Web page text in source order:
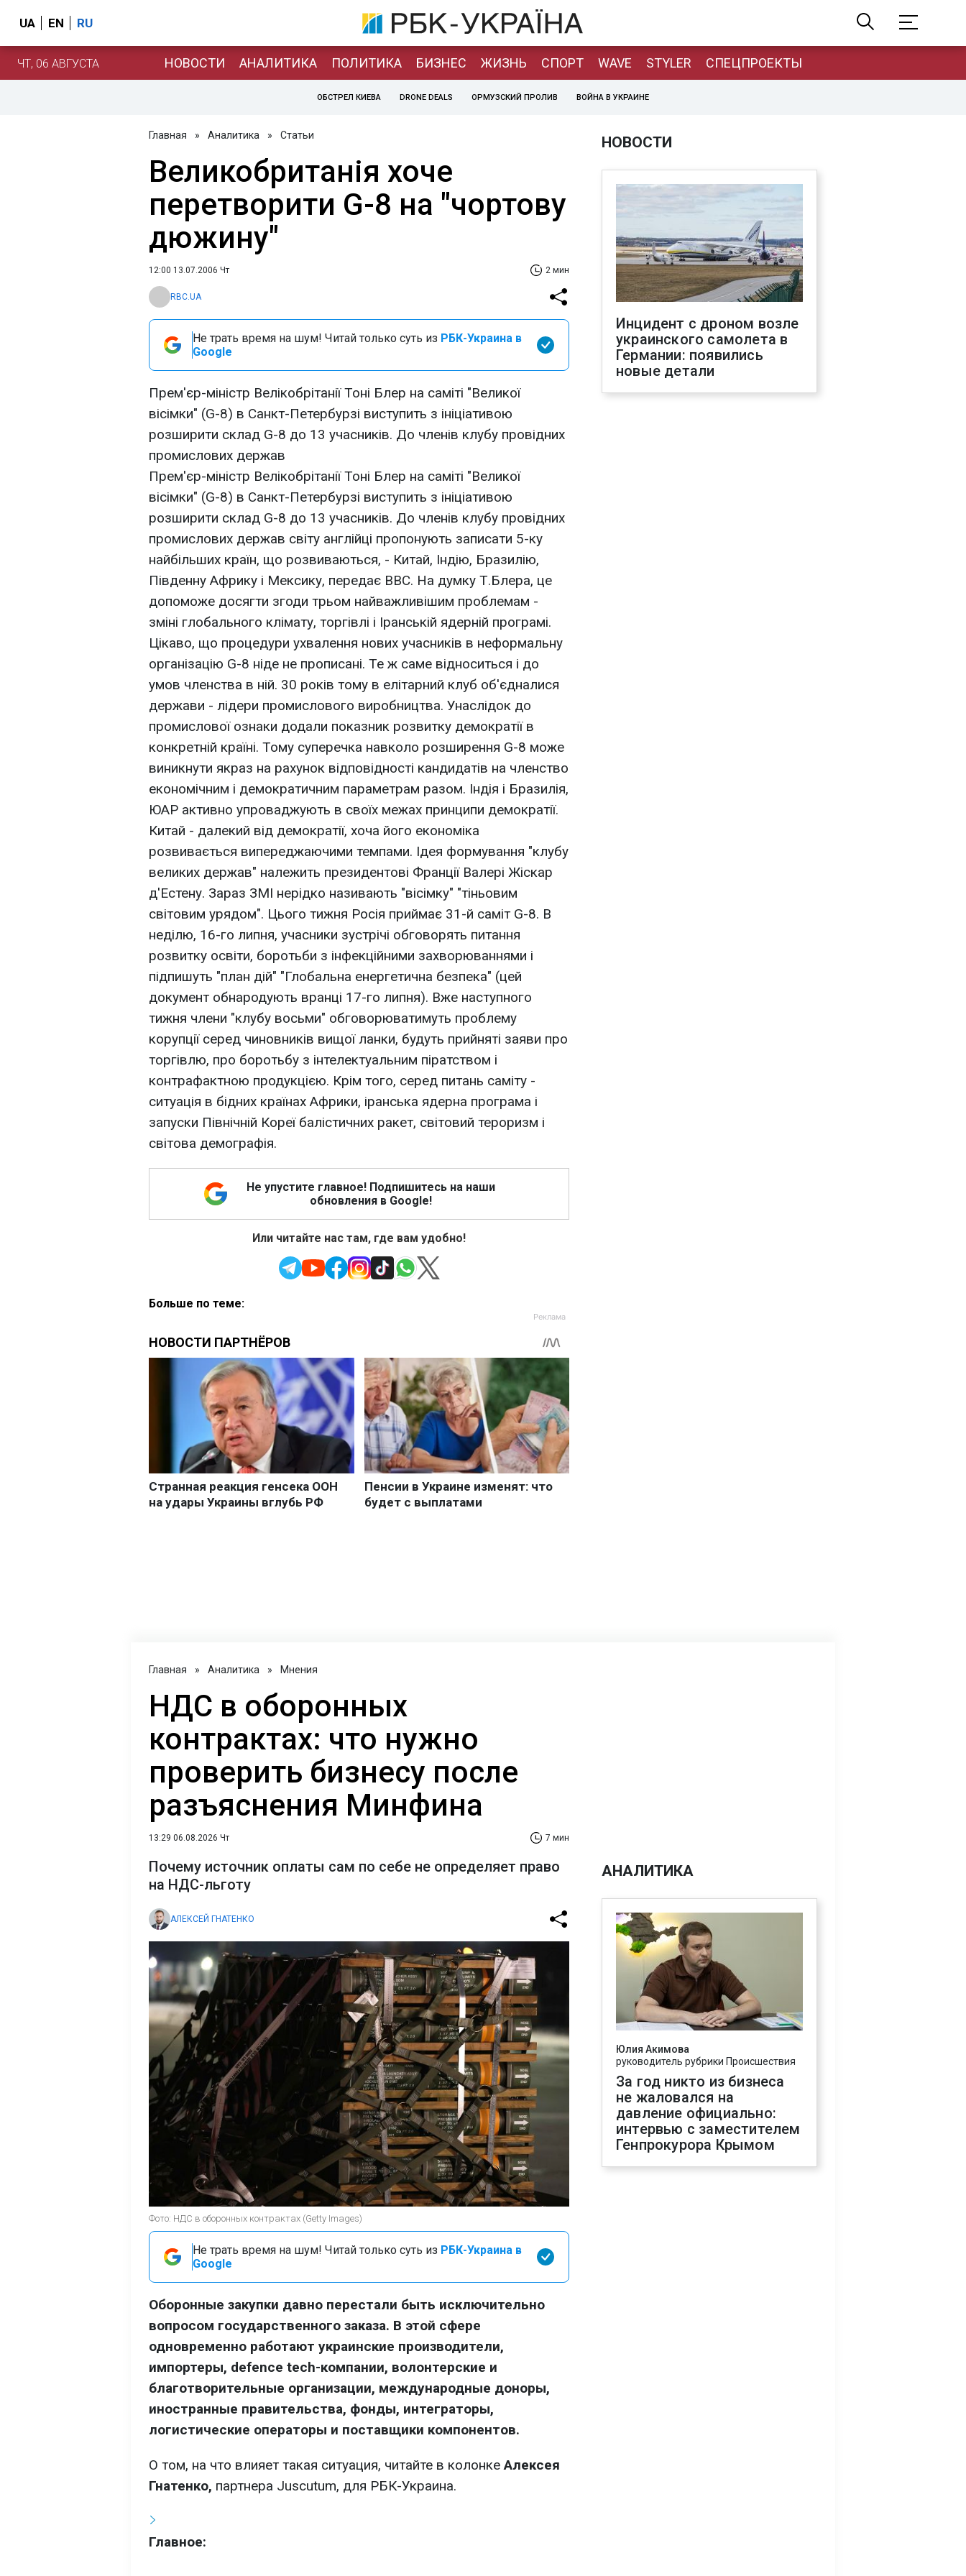
UA EN RU
ЧТ, 06 АВГУСТА НОВОСТИ АНАЛИТИКА ПОЛИТИКА БИЗНЕС ЖИЗНЬ СПОРТ WAVE STYLER СПЕЦПРОЕКТЫ
ОБСТРЕЛ КИЕВА DRONE DEALS ОРМУЗСКИЙ ПРОЛИВ ВОЙНА В УКРАИНЕ
Главная » Аналитика » Статьи
Великобританія хоче
перетворити G-8 на "чортову
дюжину"
12:00 13.07.2006 Чт 2 мин
RBC.UA
Не трать время на шум! Читай только суть из РБК-Украина в
Google
Прем'єр-міністр Велікобрітанії Тоні Блер на саміті "Великої
вісімки" (G-8) в Санкт-Петербурзі виступить з ініціативою
розширити склад G-8 до 13 учасників. До членів клубу провідних
промислових держав
Прем'єр-міністр Велікобрітанії Тоні Блер на саміті "Великої
вісімки" (G-8) в Санкт-Петербурзі виступить з ініціативою
розширити склад G-8 до 13 учасників. До членів клубу провідних
промислових держав світу англійці пропонують записати 5-ку
найбільших країн, що розвиваються, - Китай, Індію, Бразилію,
Південну Африку і Мексику, передає ВВС. На думку Т.Блера, це
допоможе досягти згоди трьом найважливішим проблемам -
зміні глобального клімату, торгівлі і Іранській ядерній програмі.
Цікаво, що процедури ухвалення нових учасників в неформальну
організацію G-8 ніде не прописані. Те ж саме відноситься і до
умов членства в ній. 30 років тому в елітарний клуб об'єдналися
держави - лідери промислового виробництва. Унаслідок до
промислової ознаки додали показник розвитку демократії в
конкретній країні. Тому суперечка навколо розширення G-8 може
виникнути якраз на рахунок відповідності кандидатів на членство
економічним і демократичним параметрам разом. Індія і Бразилія,
ЮАР активно упроваджують в своїх межах принципи демократії.
Китай - далекий від демократії, хоча його економіка
розвивається випереджаючими темпами. Ідея формування "клубу
великих держав" належить президентові Франції Валері Жіскар
д'Естену. Зараз ЗМІ нерідко називають "вісімку" "тіньовим
світовим урядом". Цього тижня Росія приймає 31-й саміт G-8. В
неділю, 16-го липня, учасники зустрічі обговорять питання
розвитку освіти, боротьби з інфекційними захворюваннями і
підпишуть "план дій" "Глобальна енергетична безпека" (цей
документ обнародують вранці 17-го липня). Вже наступного
тижня члени "клубу восьми" обговорюватимуть проблему
корупції серед чиновників вищої ланки, будуть прийняті заяви про
торгівлю, про боротьбу з інтелектуальним піратством і
контрафактною продукцією. Крім того, серед питань саміту -
ситуація в бідних країнах Африки, іранська ядерна програма і
запуски Північній Кореї балістичних ракет, світовий тероризм і
світова демографія.
Не упустите главное! Подпишитесь на наши
обновления в Google!
Или читайте нас там, где вам удобно!
Больше по теме:
НОВОСТИ
Инцидент с дроном возле
украинского самолета в
Германии: появились
новые детали
Главная » Аналитика » Мнения
НДС в оборонных
контрактах: что нужно
проверить бизнесу после
разъяснения Минфина
13:29 06.08.2026 Чт 7 мин
Почему источник оплаты сам по себе не определяет право
на НДС-льготу
АЛЕКСЕЙ ГНАТЕНКО
Фото: НДС в оборонных контрактах (Getty Images)
Не трать время на шум! Читай только суть из РБК-Украина в
Google
Оборонные закупки давно перестали быть исключительно
вопросом государственного заказа. В этой сфере
одновременно работают украинские производители,
импортеры, defence tech-компании, волонтерские и
благотворительные организации, международные доноры,
иностранные правительства, фонды, интеграторы,
логистические операторы и поставщики компонентов.
О том, на что влияет такая ситуация, читайте в колонкеАлексея
Гнатенко, партнера Juscutum, для РБК-Украина.
Главное:
АНАЛИТИКА
Юлия Акимова
руководитель рубрики Происшествия
За год никто из бизнеса
не жаловался на
давление официально:
интервью с заместителем
Генпрокурора Крымом